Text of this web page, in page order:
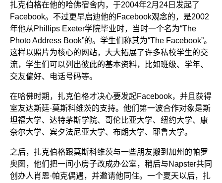
扎克伯格在他的哈佛宿舍内，于2004年2月24日发起了
Facebook。不过更早启迪他的Facebook观念的，是2002
年他从Phillips Exeter学院毕业时，当时一个名为“The
Photo Address Book”的。学生们称其为“The Facebook”。
这样以照片为核心的网站，大大拓展了许多私校学生的交
流，学生们可以列出彼此的基本资料，比如班级、学年、
交友偏好、电话号码等。
在哈佛时期，扎克伯格才决心要发起Facebook，并且获得
室友达斯廷·莫斯科维茨的支持。他们第一波合作对象是斯
坦福大学、达特茅斯学院、哥伦比亚大学、纽约大学、康
奈尔大学、宾夕法尼亚大学、布朗大学、耶鲁大学。
之后，扎克伯格跟莫斯科维茨与一些朋友搬到加州的帕罗
奥图，他们把一间小房子改成办公室，稍后与Napster共同
创办人肖恩·帕克偶遇，并邀请他同住。一个夏天以后，扎